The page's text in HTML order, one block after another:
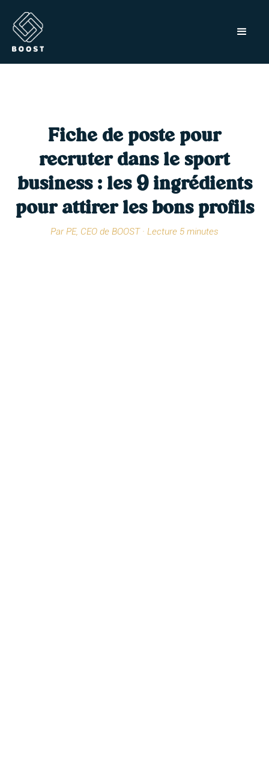
Fiche de poste pour
recruter dans le sport
business : les 9 ingrédients
pour attirer les bons profils
Par PE, CEO de BOOST · Lecture 5 minutes